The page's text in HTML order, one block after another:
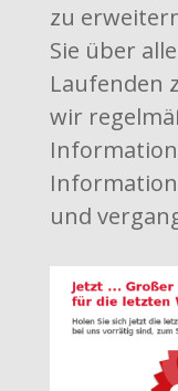
zu
Sie über
Laufenden
wir
und